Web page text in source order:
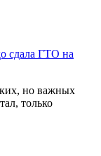
сдала ГТО на
но важных
только